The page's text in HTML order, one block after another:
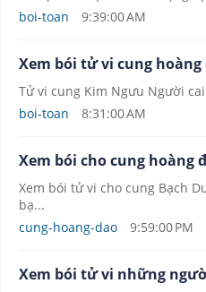
boi-toan
9:39:00 AM
Xem bói tử vi cung
Tử vi cung Kim Ngưu Người
boi-toan
8:31:00 AM
Xem bói cho cung hoàng
Xem bói tử vi cho cung Bạch
bạ...
cung-hoang-dao
9:59:00 PM
Xem bói tử vi những